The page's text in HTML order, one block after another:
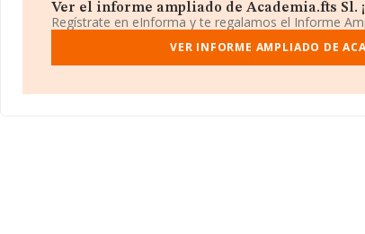
La empresa españolaAcademia.Fts S.L, CIF
Arruf Local 4 52006, (52005), Melilla, Ciudad Autónoma
En relación con el sector y disponiendo de los datos de
euros de ventas. Teniendo en cuenta la información
Ver el informe ampliado de Academia.fts Sl.
Regístrate en eInforma y te regalamos el Informe
VER INFORME AMPLIADO DE